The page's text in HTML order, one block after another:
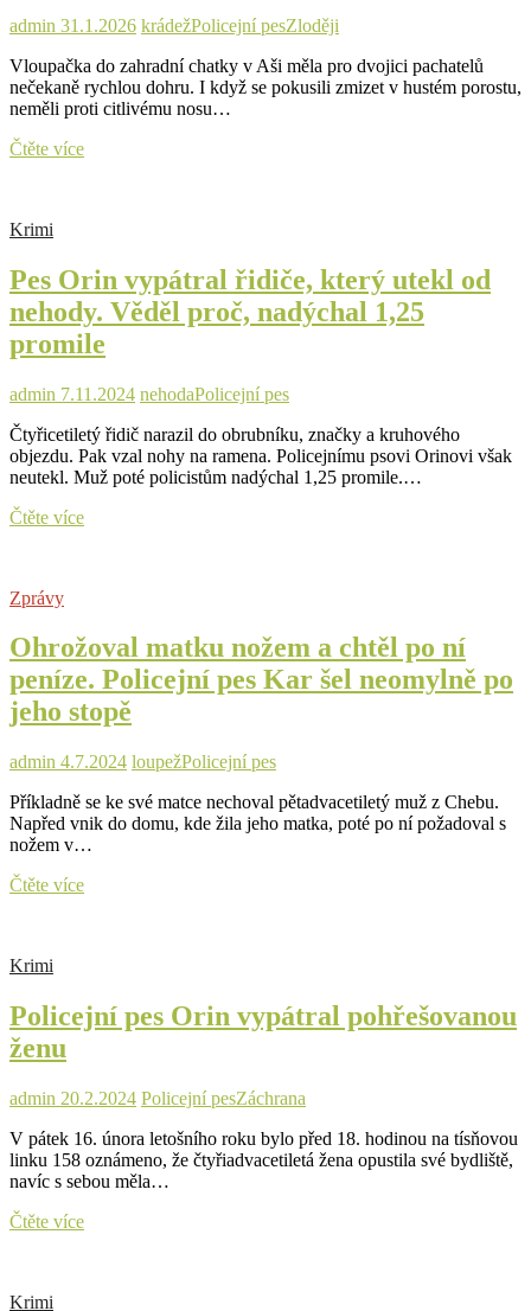
admin 31.1.2026 krádežPolicejní pesZloději
Vloupačka do zahradní chatky v Aši měla pro dvojici pachatelů
nečekaně rychlou dohru. I když se pokusili zmizet v hustém porostu,
neměli proti citlivému nosu…
Čtěte víceSlužební
stopě,
zloděje
vytáhl
z
houští
Krimi
Pes Orin vypátral řidiče, který utekl od
nehody. Věděl proč, nadýchal 1,25
promile
admin 7.11.2024 nehodaPolicejní pes
Čtyřicetiletý řidič narazil do obrubníku, značky a kruhového
objezdu. Pak vzal nohy na ramena. Policejnímu psovi Orinovi však
neutekl. Muž poté policistům nadýchal 1,25 promile.…
Čtěte vícePes
od
nehody.
Věděl
proč,
nadýchal
1,25
promile
Zprávy
Ohrožoval matku nožem a chtěl po ní
peníze. Policejní pes Kar šel neomylně po
jeho stopě
admin 4.7.2024 loupežPolicejní pes
Příkladně se ke své matce nechoval pětadvacetiletý muž z Chebu.
Napřed vnik do domu, kde žila jeho matka, poté po ní požadoval s
nožem v…
Čtěte víceOhrožoval
ní
peníze.
Kar
neomylně
po
jeho
Krimi
Policejní pes Orin vypátral pohřešovanou
ženu
admin 20.2.2024 Policejní pesZáchrana
V pátek 16. února letošního roku bylo před 18. hodinou na tísňovou
linku 158 oznámeno, že čtyřiadvacetiletá žena opustila své bydliště,
navíc s sebou měla…
Čtěte vícePolicejní
Krimi